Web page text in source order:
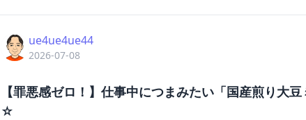
ue4ue4ue44
2026-07-08
【罪悪感ゼロ！】仕事中につまみたい「国産煎り大
☆